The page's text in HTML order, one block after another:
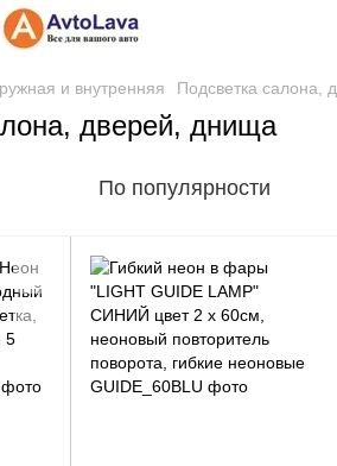
и внутренняя Подсветка салона,
дверей, днища
По популярности